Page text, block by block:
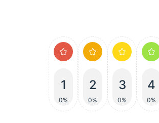
1
0%
2
0%
3
0%
4
0%